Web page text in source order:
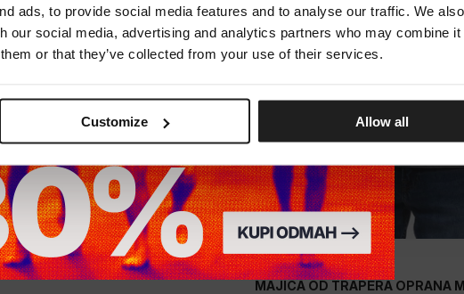
ads, to provide social media features and to analyse our traffic. We
our social media, advertising and analytics partners who may combine it
or that they’ve collected from your use of their services.
Customize Allow all
+
Rasprodaja
MAJICA OD TRAPERA OPRANA
UNITED STATES